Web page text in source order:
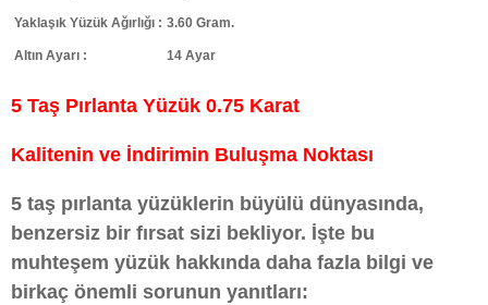
Yaklaşık Yüzük Ağırlığı : 3.60 Gram.
Altın Ayarı : 14 Ayar
5 Taş Pırlanta Yüzük 0.75 Karat
Kalitenin ve İndirimin Buluşma Noktası
5 taş pırlanta yüzüklerin büyülü dünyasında,
benzersiz bir fırsat sizi bekliyor. İşte bu
muhteşem yüzük hakkında daha fazla bilgi ve
birkaç önemli sorunun yanıtları: